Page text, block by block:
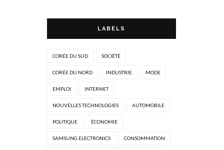
LABELS
CORÉE DU SUD SOCIÉTÉ
CORÉE DU NORD INDUSTRIE MODE
EMPLOI INTERNET
NOUVELLES TECHNOLOGIES AUTOMOBILE
POLITIQUE ÉCONOMIE
SAMSUNG ELECTRONICS CONSOMMATION